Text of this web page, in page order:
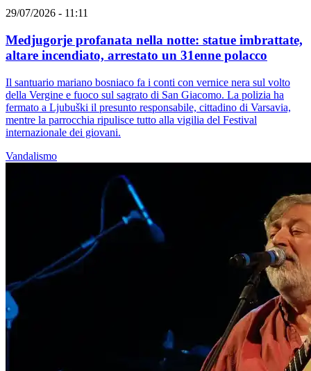
29/07/2026 - 11:11
Medjugorje profanata nella notte: statue imbrattate,
altare incendiato, arrestato un 31enne polacco
Il santuario mariano bosniaco fa i conti con vernice nera sul volto
della Vergine e fuoco sul sagrato di San Giacomo. La polizia ha
fermato a Ljubuški il presunto responsabile, cittadino di Varsavia,
mentre la parrocchia ripulisce tutto alla vigilia del Festival
internazionale dei giovani.
Vandalismo